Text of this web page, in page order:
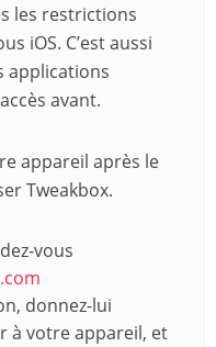
les restrictions
iOS. C’est aussi
applications
avant.
appareil après le
Tweakbox.
vous
donnez-lui
à votre appareil, et